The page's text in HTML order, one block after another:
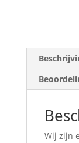
Wij zijn